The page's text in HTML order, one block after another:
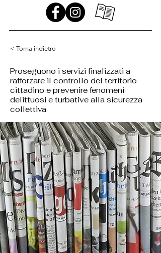
< Torna indietro
Proseguono i servizi finalizzati a
rafforzare il controllo del territorio
cittadino e prevenire fenomeni
delittuosi e turbative alla sicurezza
collettiva